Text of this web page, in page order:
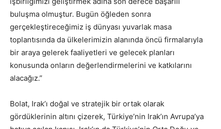
buluşma olmuştur. Bugün öğleden sonra
gerçekleştireceğimiz iş dünyası yuvarlak masa
toplantısında da ülkelerimizin alanında öncü firmalarıyla
bir araya gelerek faaliyetleri ve gelecek planları
konusunda onların değerlendirmelerini ve katkılarını
alacağız.”
Bolat, Irak’ı doğal ve stratejik bir ortak olarak
gördüklerinin altını çizerek, Türkiye’nin Irak’ın Avrupa’ya